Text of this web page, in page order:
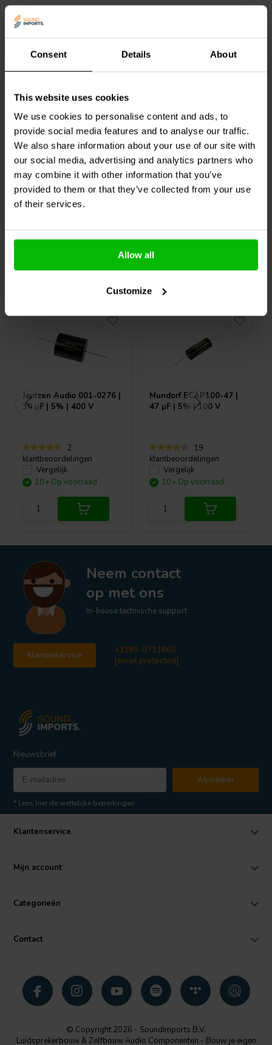
Consent Details About
This website uses cookies
We use cookies to personalise content and ads, to
provide social media features and to analyse our traffic.
We also share information about your use of our site with
our social media, advertising and analytics partners who
may combine it with other information that you’ve
provided to them or that they’ve collected from your use
of their services.
Allow all
Customize
MonacorLSR-39/20 | 3,9
Ω | 20 W | 5%
0
klantbeoordelingen
Vergelijk
2 Op voorraad
Ω | 20 W | 5%
0
klantbeoordelingen
Vergelijk
3 Op voorraad
Vaak samen gekocht
Jantzen Audio 001-0276 |
30 µF | 5% | 400 V
2
klantbeoordelingen
Vergelijk
10+ Op voorraad
Mundorf ECAP100-47 |
47 µF | 5% | 100 V
19
klantbeoordelingen
Vergelijk
10+ Op voorraad
Neem contact
op met ons
In-house technische support
Klantenservice
+3185-0711860
[email protected]
Nieuwsbrief
Abonneer
* Lees hier de wettelijke beperkingen
Klantenservice
Mijn account
Categorieën
Contact
© Copyright 2026 - SoundImports B.V.
Luidsprekerbouw & Zelfbouw Audio Componenten - Bouw je eigen